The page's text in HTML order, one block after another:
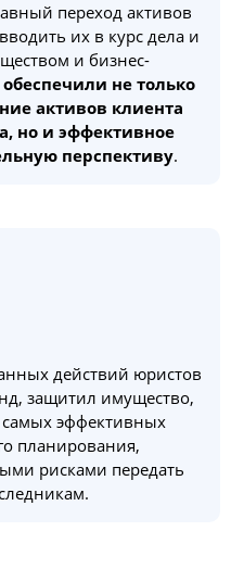
переход активов
их в курс дела и
и бизнес-
не только
активов клиента
но и эффективное
перспективу.
действий юристов
защитил имущество,
самых эффективных
планирования,
рисками передать